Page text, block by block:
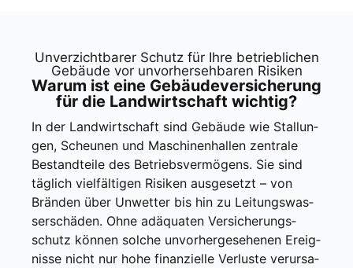
Unver­zicht­ba­rer Schutz für Ihre betrieb­li­chen
Gebäu­de vor unvor­her­seh­ba­ren Risi­ken
War­um ist eine Gebäu­de­ver­si­che­rung
für die Land­wirt­schaft wich­tig?
In der Land­wirt­schaft sind Gebäu­de wie Stal­lun­
gen, Scheu­nen und Maschi­nen­hal­len zen­tra­le
Bestand­tei­le des Betriebs­ver­mö­gens. Sie sind
täg­lich viel­fäl­ti­gen Risi­ken aus­ge­setzt – von
Brän­den über Unwet­ter bis hin zu Lei­tungs­was­
ser­schä­den. Ohne adäqua­ten Ver­si­che­rungs­
schutz kön­nen sol­che unvor­her­ge­se­he­nen Ereig­
nis­se nicht nur hohe finan­zi­el­le Ver­lus­te ver­ur­sa­